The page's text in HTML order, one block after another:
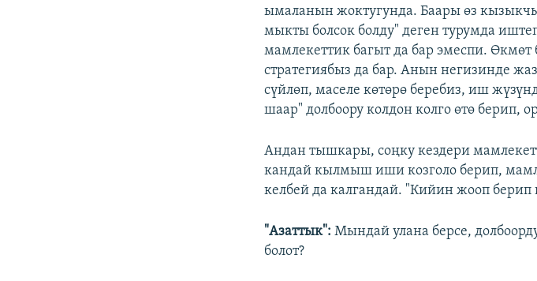
ымаланын жоктугунда. Баары өз
мыкты болсок болду" деген турумда
мамлекеттик багыт да бар эмеспи.
стратегиябыз да бар. Анын негизинде
сүйлөп, маселе көтөрө беребиз, иш
шаар" долбоору колдон колго өтө берип,
Андан тышкары, соңку кездери
кандай кылмыш иши козголо берип,
келбей да калгандай. "Кийин жооп берип
"Азаттык":Мындай улана берсе,
болот?